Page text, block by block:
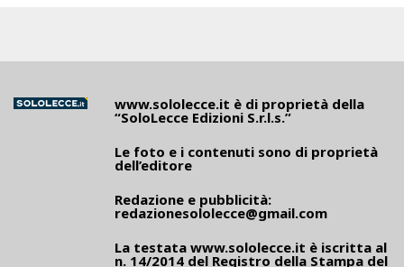
www.sololecce.it è di proprietà della
“SoloLecce Edizioni S.r.l.s.”
Le foto e i contenuti sono di proprietà
dell’editore
Redazione e pubblicità:
redazionesololecce@gmail.com
La testata www.sololecce.it è iscritta al
n. 14/2014 del Registro della Stampa del